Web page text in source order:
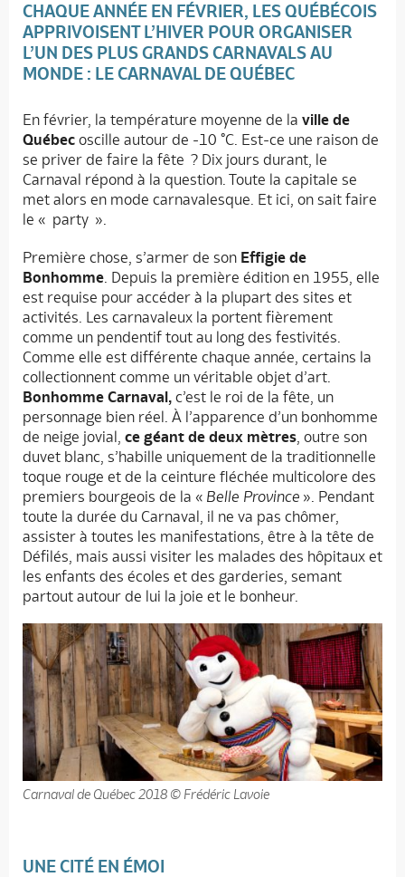
CHAQUE ANNÉE EN FÉVRIER, LES QUÉBÉCOIS
APPRIVOISENT L’HIVER POUR ORGANISER
L’UN DES PLUS GRANDS CARNAVALS AU
MONDE : LE CARNAVAL DE QUÉBEC
En février, la température moyenne de la ville de
Québec oscille autour de -10 °C. Est-ce une raison de
se priver de faire la fête ? Dix jours durant, le
Carnaval répond à la question. Toute la capitale se
met alors en mode carnavalesque. Et ici, on sait faire
le « party ».
Première chose, s’armer de son Effigie de
Bonhomme . Depuis la première édition en 1955, elle
est requise pour accéder à la plupart des sites et
activités. Les carnavaleux la portent fièrement
comme un pendentif tout au long des festivités.
Comme elle est différente chaque année, certains la
collectionnent comme un véritable objet d’art.
Bonhomme Carnaval, c’est le roi de la fête, un
personnage bien réel. À l’apparence d’un bonhomme
de neige jovial, ce géant de deux mètres , outre son
duvet blanc, s’habille uniquement de la traditionnelle
toque rouge et de la ceinture fléchée multicolore des
premiers bourgeois de la « Belle Province ». Pendant
toute la durée du Carnaval, il ne va pas chômer,
assister à toutes les manifestations, être à la tête de
Défilés, mais aussi visiter les malades des hôpitaux et
les enfants des écoles et des garderies, semant
partout autour de lui la joie et le bonheur.
Carnaval de Québec 2018 © Frédéric Lavoie
UNE CITÉ EN ÉMOI